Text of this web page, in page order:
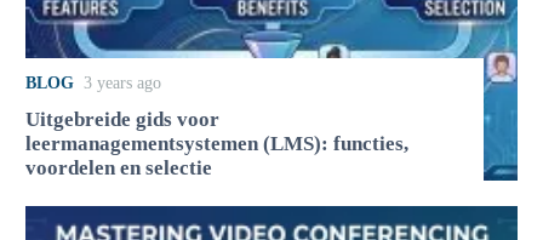
BLOG 3 years ago
Uitgebreide gids voor
leermanagementsystemen (LMS): functies,
voordelen en selectie